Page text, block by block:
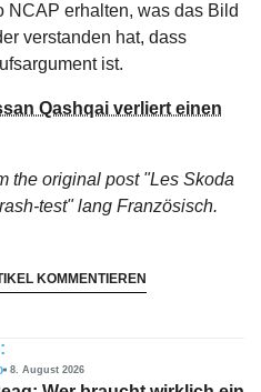
NCAP erhalten, was das Bild
verstanden hat, dass
ist.
Qashqai verliert einen
the original post "Les Skoda
test"lang Französisch.
KOMMENTIEREN
8. August 2026